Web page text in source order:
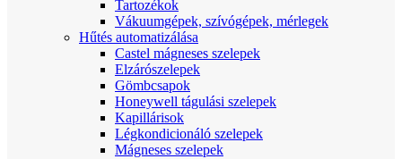
Tartozékok
Vákuumgépek, szívógépek, mérlegek
Hűtés automatizálása
Castel mágneses szelepek
Elzárószelepek
Gömbcsapok
Honeywell tágulási szelepek
Kapillárisok
Légkondicionáló szelepek
Mágneses szelepek